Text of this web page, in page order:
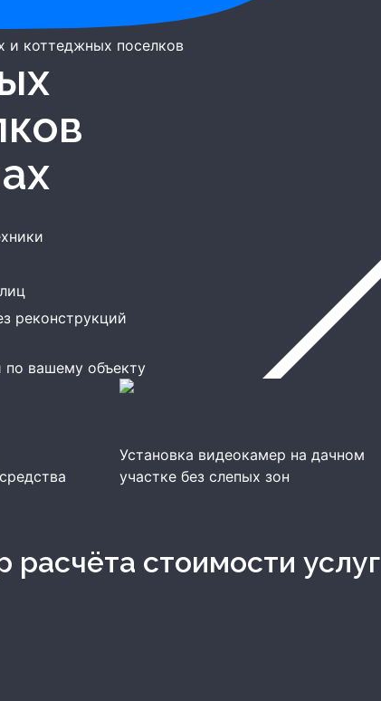
и коттеджных поселков
реконструкций
вашему объекту
Установка видеокамер на дачном
участке без слепых зон
расчёта стоимости услуг